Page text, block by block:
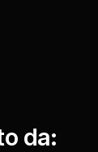
da: